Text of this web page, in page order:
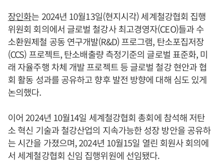
장인화는 2024년 10월13일(현지시각) 세계철강협회 집행
위원회 회의에서 글로벌 철강사 최고경영자(CEO)들과 수
소환원제철 공동 연구개발(R&D) 프로그램, 탄소포집저장
(CCS) 프로젝트, 탄소배출량 측정기준의 글로벌 표준화, 미
래 자율주행 차체 개발 프로젝트 등 글로벌 철강 현안과 협
회 활동 성과를 공유하고 향후 발전 방향에 대해 심도 있게
논의했다.
이어 2024년 10월14일 세계철강협회 총회에 참석해 저탄
소 혁신 기술과 철강산업의 지속가능한 성장 방안을 공유하
는 시간을 가졌으며, 2024년 10월15일 열린 회원사 회의에
서 세계철강협회 신임 집행위원에 선임됐다.